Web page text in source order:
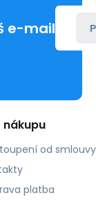
e-mail
nákupu
od smlouvy
platba